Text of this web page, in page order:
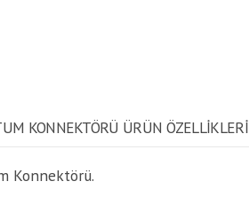
KONNEKTÖRÜ ÜRÜN ÖZELLİKLERİ
Konnektörü.